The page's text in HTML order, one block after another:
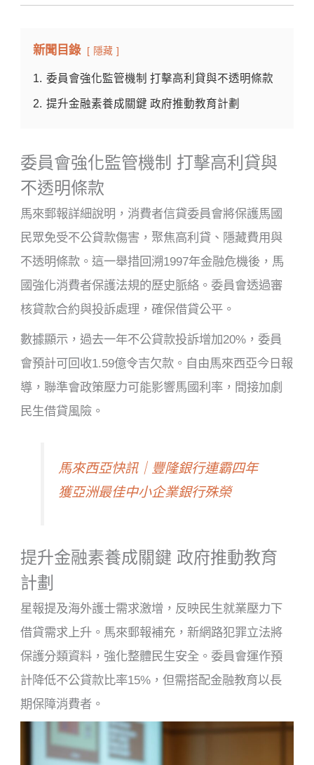
新聞目錄 隱藏
1. 委員會強化監管機制 打擊高利貸與不透明條款
2. 提升金融素養成關鍵 政府推動教育計劃
委員會強化監管機制 打擊高利貸與
不透明條款
馬來郵報詳細說明，消費者信貸委員會將保護馬國
民眾免受不公貸款傷害，聚焦高利貸、隱藏費用與
不透明條款。這一舉措回溯1997年金融危機後，馬
國強化消費者保護法規的歷史脈絡。委員會透過審
核貸款合約與投訴處理，確保借貸公平。
數據顯示，過去一年不公貸款投訴增加20%，委員
會預計可回收1.59億令吉欠款。自由馬來西亞今日報
導，聯準會政策壓力可能影響馬國利率，間接加劇
民生借貸風險。
馬來西亞快訊｜豐隆銀行連霸四年
獲亞洲最佳中小企業銀行殊榮
提升金融素養成關鍵 政府推動教育
計劃
星報提及海外護士需求激增，反映民生就業壓力下
借貸需求上升。馬來郵報補充，新網路犯罪立法將
保護分類資料，強化整體民生安全。委員會運作預
計降低不公貸款比率15%，但需搭配金融教育以長
期保障消費者。